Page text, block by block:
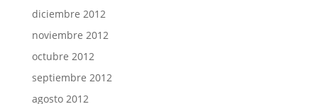
diciembre 2012
noviembre 2012
octubre 2012
septiembre 2012
agosto 2012